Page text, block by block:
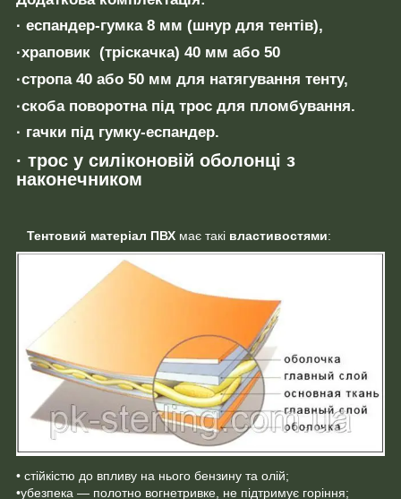
· еспандер-гумка 8 мм (шнур для тентів),
·храповик (тріскачка) 40 мм або 50
·стропа 40 або 50 мм для натягування тенту,
·скоба поворотна під трос для пломбування.
· гачки під гумку-еспандер.
· трос у силіконовій оболонці з
наконечником
Тентовий матеріал ПВХ має такі властивостями:
• стійкістю до впливу на нього бензину та олій;
•убезпека — полотно вогнетривке, не підтримує горіння;